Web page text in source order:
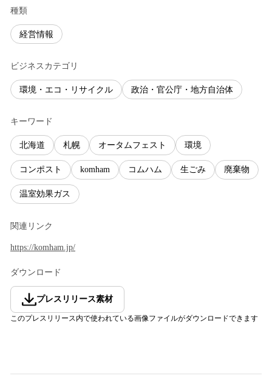
種類
経営情報
ビジネスカテゴリ
環境・エコ・リサイクル 政治・官公庁・地方自治体
キーワード
北海道 札幌 オータムフェスト 環境
コンポスト komham コムハム 生ごみ 廃棄物
温室効果ガス
関連リンク
https://komham.jp/
ダウンロード
プレスリリース素材
このプレスリリース内で使われている画像ファイルがダウンロードできます